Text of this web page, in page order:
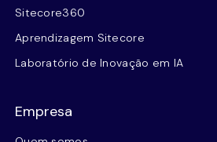
Sitecore360
Aprendizagem Sitecore
Laboratório de Inovação em IA
Empresa